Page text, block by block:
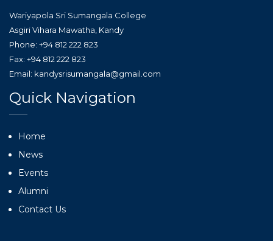
Wariyapola Sri Sumangala College
Asgiri Vihara Mawatha, Kandy
Phone: +94 812 222 823
Fax: +94 812 222 823
Email: kandysrisumangala@gmail.com
Quick Navigation
Home
News
Events
Alumni
Contact Us